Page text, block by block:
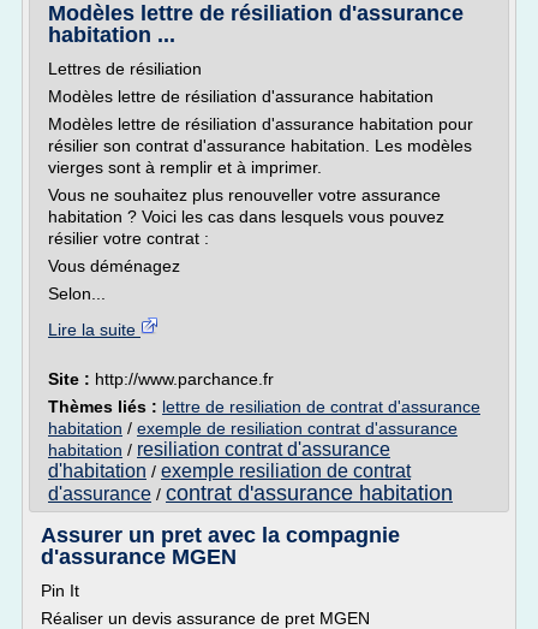
Modèles lettre de résiliation d'assurance
habitation ...
Lettres de résiliation
Modèles lettre de résiliation d'assurance habitation
Modèles lettre de résiliation d'assurance habitation pour
résilier son contrat d'assurance habitation. Les modèles
vierges sont à remplir et à imprimer.
Vous ne souhaitez plus renouveller votre assurance
habitation ? Voici les cas dans lesquels vous pouvez
résilier votre contrat :
Vous déménagez
Selon...
Lire la suite
Site : http://www.parchance.fr
Thèmes liés : lettre de resiliation de contrat d'assurance
habitation / exemple de resiliation contrat d'assurance
habitation / resiliation contrat d'assurance
d'habitation / exemple resiliation de contrat
d'assurance / contrat d'assurance habitation
Assurer un pret avec la compagnie
d'assurance MGEN
Pin It
Réaliser un devis assurance de pret MGEN